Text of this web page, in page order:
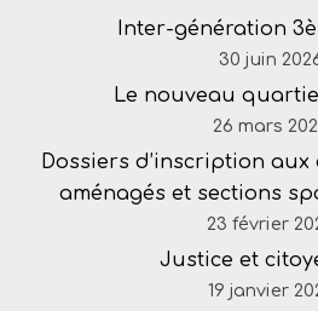
Inter-génération
30 juin
Le nouveau
26 mars
Dossiers d’inscription aux
aménagés et sections
23 février
Justice et
19 janvier